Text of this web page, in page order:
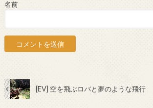
名前
[EV] 空を飛ぶロバと夢のような飛行